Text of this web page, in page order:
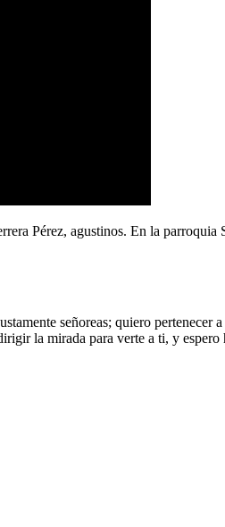
Pérez, agustinos. En la
señoreas; quiero
la mirada para verte a ti, y